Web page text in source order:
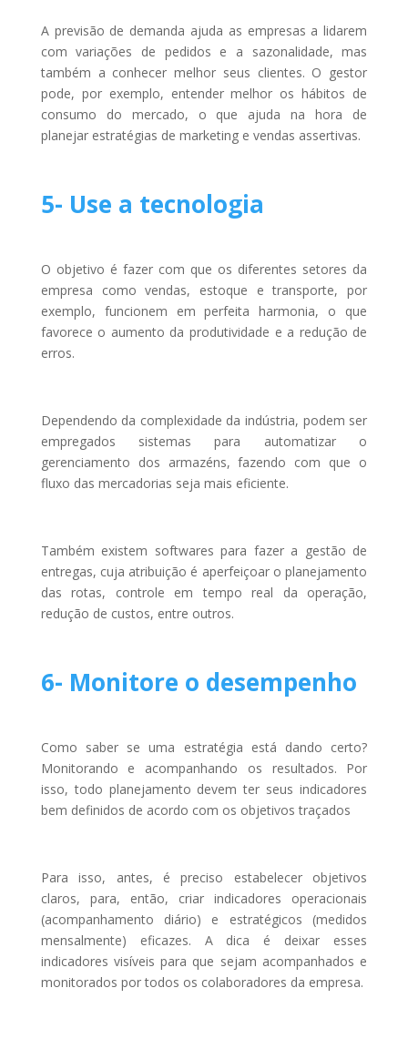
A previsão de demanda ajuda as empresas a lidarem
com variações de pedidos e a sazonalidade, mas
também a conhecer melhor seus clientes. O gestor
pode, por exemplo, entender melhor os hábitos de
consumo do mercado, o que ajuda na hora de
planejar estratégias de marketing e vendas assertivas.
5- Use a tecnologia
O objetivo é fazer com que os diferentes setores da
empresa como vendas, estoque e transporte, por
exemplo, funcionem em perfeita harmonia, o que
favorece o aumento da produtividade e a redução de
erros.
Dependendo da complexidade da indústria, podem ser
empregados sistemas para automatizar o
gerenciamento dos armazéns, fazendo com que o
fluxo das mercadorias seja mais eficiente.
Também existem softwares para fazer a gestão de
entregas, cuja atribuição é aperfeiçoar o planejamento
das rotas, controle em tempo real da operação,
redução de custos, entre outros.
6- Monitore o desempenho
Como saber se uma estratégia está dando certo?
Monitorando e acompanhando os resultados. Por
isso, todo planejamento devem ter seus indicadores
bem definidos de acordo com os objetivos traçados
Para isso, antes, é preciso estabelecer objetivos
claros, para, então, criar indicadores operacionais
(acompanhamento diário) e estratégicos (medidos
mensalmente) eficazes. A dica é deixar esses
indicadores visíveis para que sejam acompanhados e
monitorados por todos os colaboradores da empresa.